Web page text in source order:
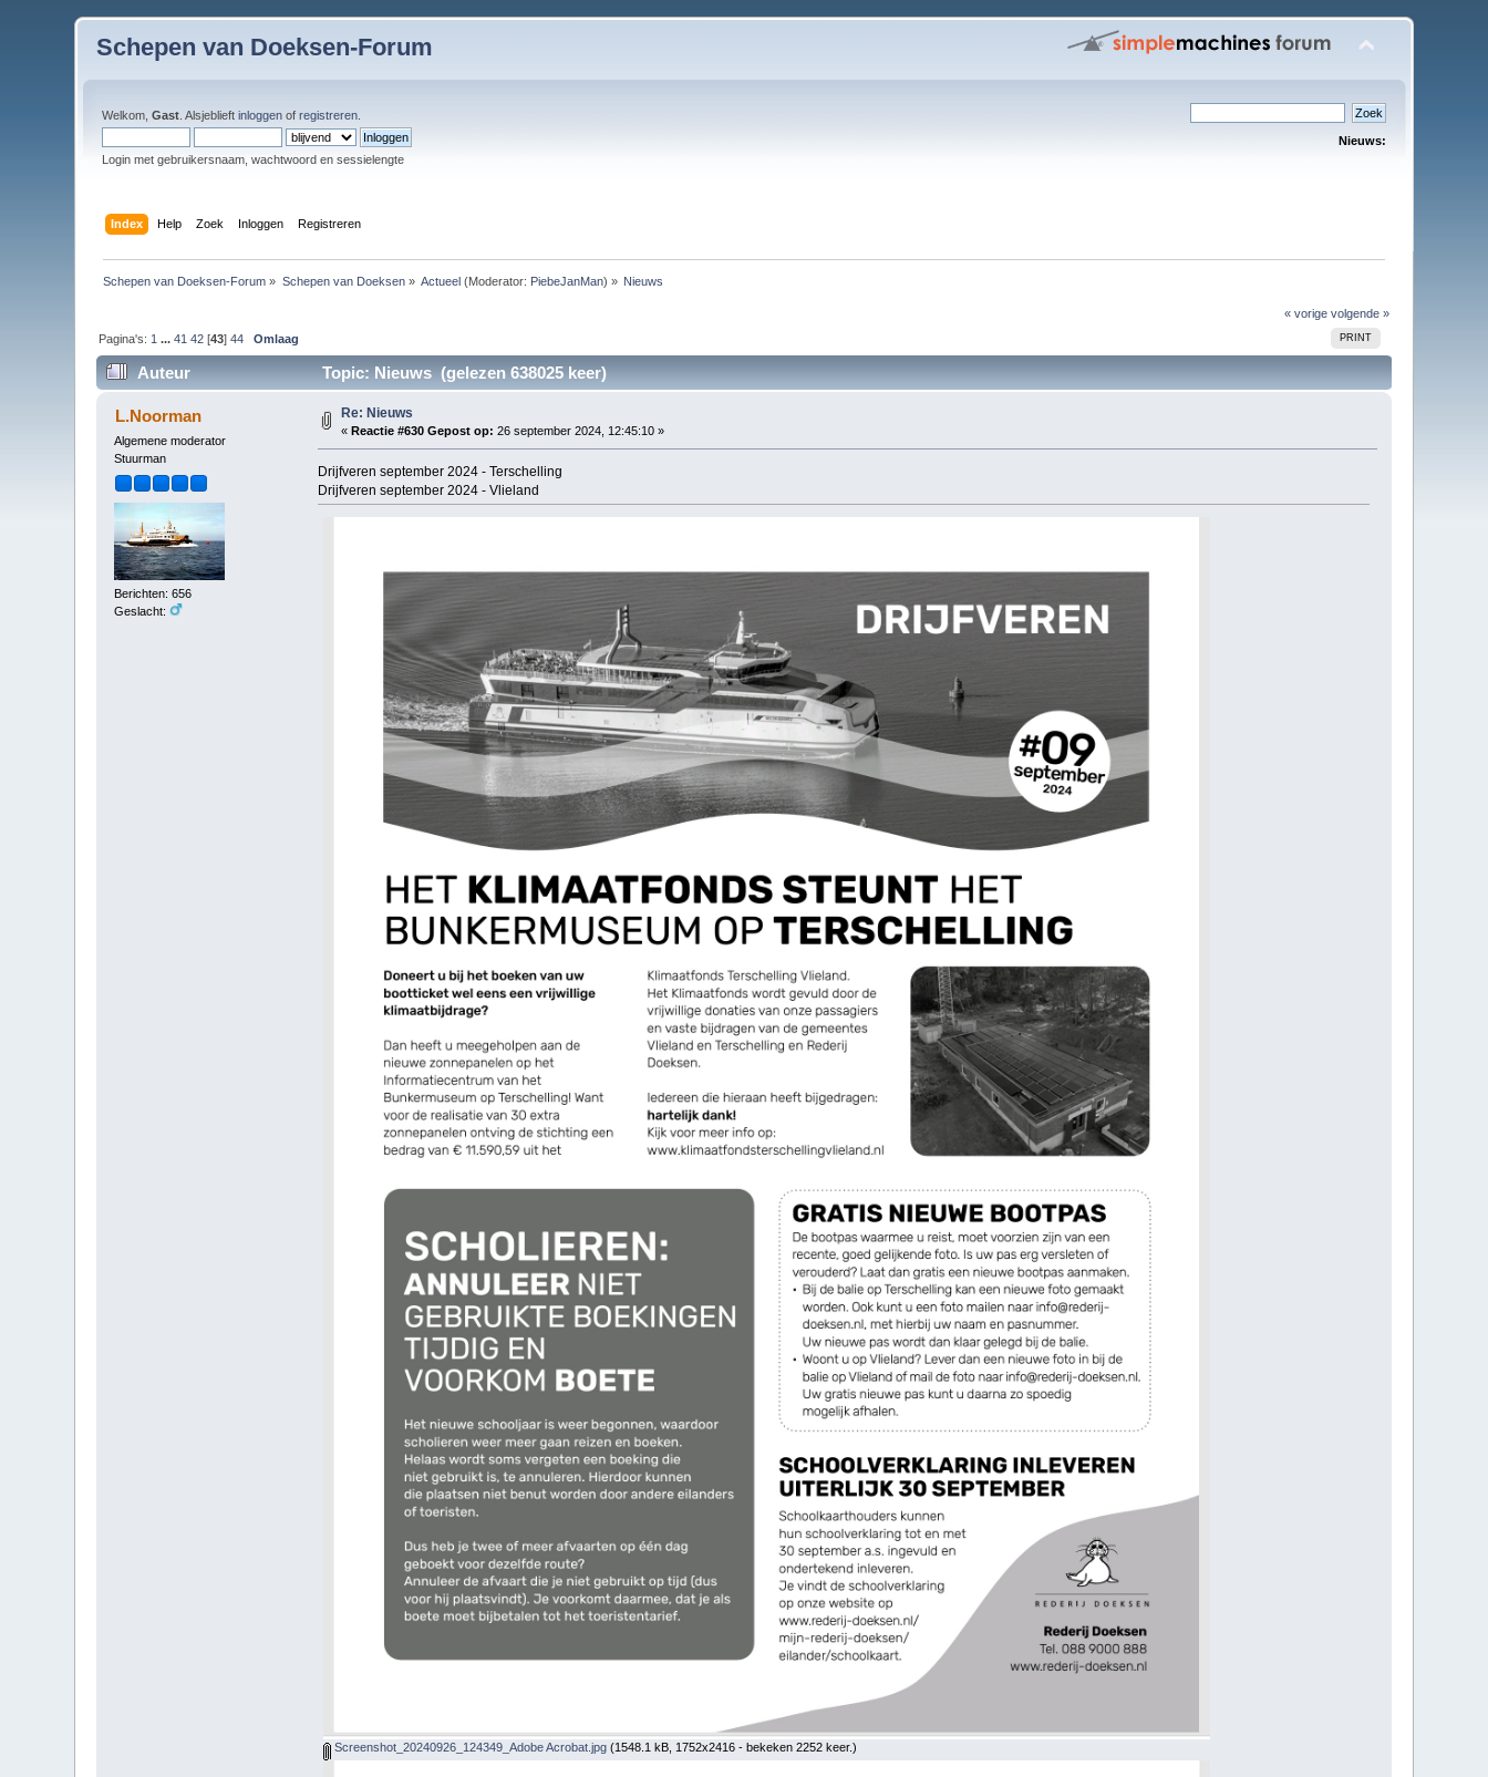
Schepen van Doeksen-Forum
Welkom,Gast . Alsjeblieftinloggen ofregistreren
Login met gebruikersnaam, wachtwoord en sessielengte
Nieuws:
Index Help Zoek Inloggen Registreren
Schepen van Doeksen-Forum » Schepen van Doeksen» Actueel (Moderator: PiebeJanMan) » Nieuws
« vorige volgende »
PRINT
Pagina's: 1 ...41 42 [43]44 Omlaag
Auteur Topic: Nieuws (gelezen 638025 keer)
L.Noorman
Algemene moderator
Stuurman
Berichten: 656
Geslacht:
Re: Nieuws
« Reactie #630 Gepost op: 26 september 2024, 12:45:10 »
Drijfveren september 2024 - Terschelling
Drijfveren september 2024 - Vlieland
Screenshot_20240926_124349_Adobe Acrobat.jpg (1548.1 kB, 1752x2416 - bekeken 2252 keer.)